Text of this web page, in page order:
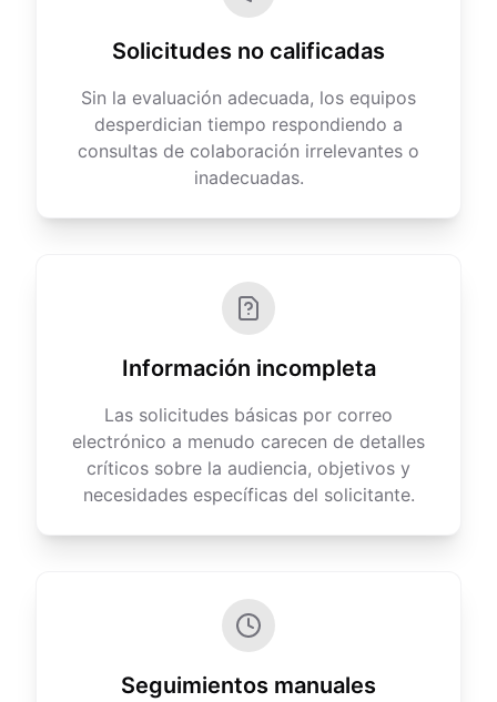
Solicitudes no calificadas
Sin la evaluación adecuada, los equipos
desperdician tiempo respondiendo a
consultas de colaboración irrelevantes o
inadecuadas.
Información incompleta
Las solicitudes básicas por correo
electrónico a menudo carecen de detalles
críticos sobre la audiencia, objetivos y
necesidades específicas del solicitante.
Seguimientos manuales